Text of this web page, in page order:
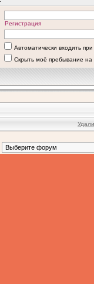
Регистрация
Автоматически входить
Скрыть моё пребывание на